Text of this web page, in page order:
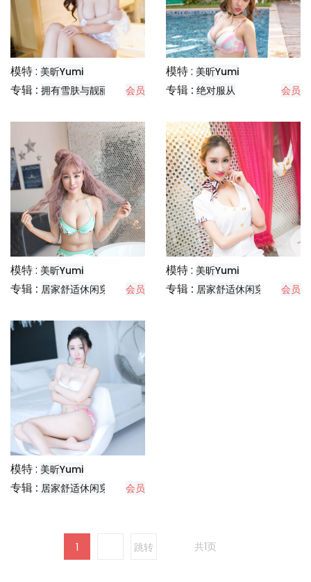
模特 : 美昕Yumi
专辑 : 拥有雪肤与靓丽玉兔会员
模特 : 美昕Yumi
专辑 : 绝对服从 会员
模特 : 美昕Yumi
专辑 : 居家舒适休闲穿搭分享
会员
模特 : 美昕Yumi
专辑 : 居家舒适休闲穿搭分享
会员
模特 : 美昕Yumi
专辑 : 居家舒适休闲穿搭分享
会员
1 跳转 共1页